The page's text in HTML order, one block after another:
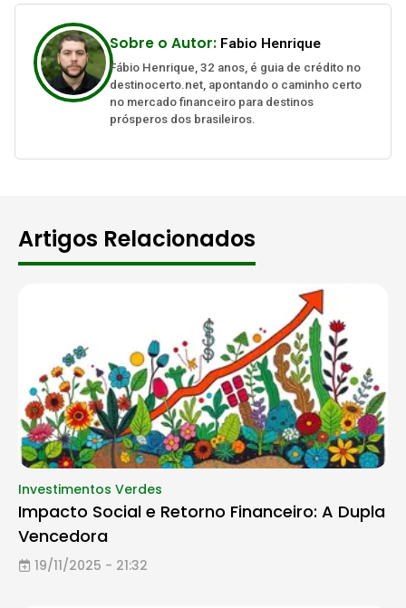
Sobre o Autor: Fabio Henrique
Fábio Henrique, 32 anos, é guia de crédito no
destinocerto.net, apontando o caminho certo
no mercado financeiro para destinos
prósperos dos brasileiros.
Artigos Relacionados
Investimentos Verdes
Impacto Social e Retorno Financeiro: A Dupla
Vencedora
19/11/2025 - 21:32